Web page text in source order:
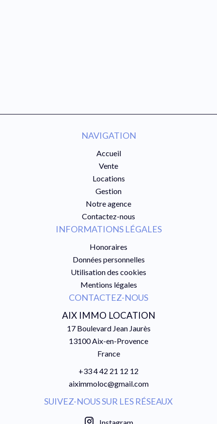
NAVIGATION
Accueil
Vente
Locations
Gestion
Notre agence
Contactez-nous
INFORMATIONS LÉGALES
Honoraires
Données personnelles
Utilisation des cookies
Mentions légales
CONTACTEZ-NOUS
AIX IMMO LOCATION
17 Boulevard Jean Jaurès
13100Aix-en-Provence
France
+33 4 42 21 12 12
aiximmoloc@gmail.com
SUIVEZ-NOUS SUR LES RÉSEAUX